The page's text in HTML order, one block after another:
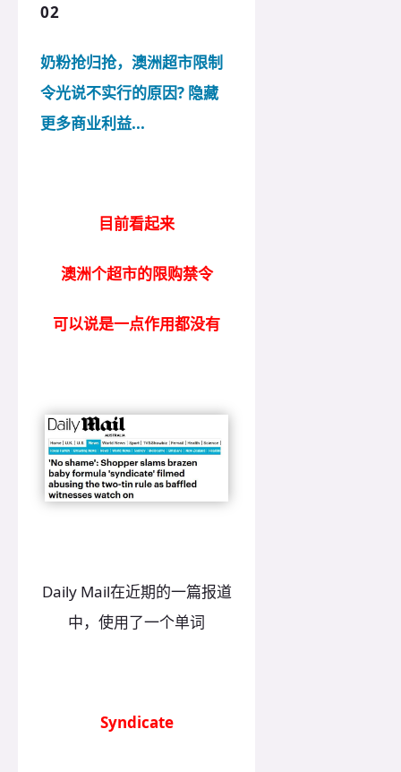
02
奶粉抢归抢，澳洲超市限制
令光说不实行的原因? 隐藏
更多商业利益...
目前看起来
澳洲个超市的限购禁令
可以说是一点作用都没有
Daily Mail在近期的一篇报道
中，使用了一个单词
Syndicate